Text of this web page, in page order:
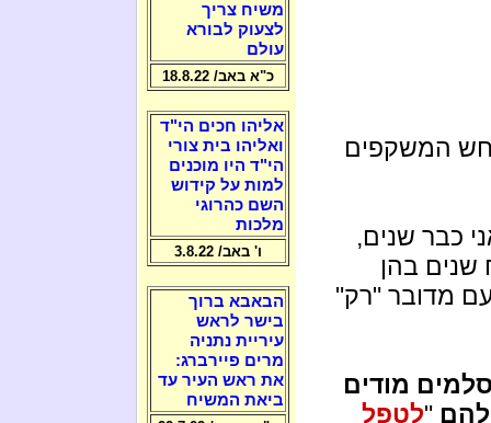
המשקפים
כבר שנים,
בהן
מדובר "רק"
מודים
"לטפל
משיח צריך
לצעוק לבורא
עולם
כ"א באב/ 18.8.22
אליהו חכים הי"ד
ואליהו בית צורי
הי"ד היו מוכנים
למות על קידוש
השם כהרוגי
מלכות
ו' באב/ 3.8.22
הבאבא ברוך
בישר לראש
עיריית נתניה
מרים פיירברג:
את ראש העיר עד
ביאת המשיח